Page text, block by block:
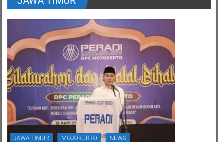
JAWA TIMUR MOJOKERTO NEWS